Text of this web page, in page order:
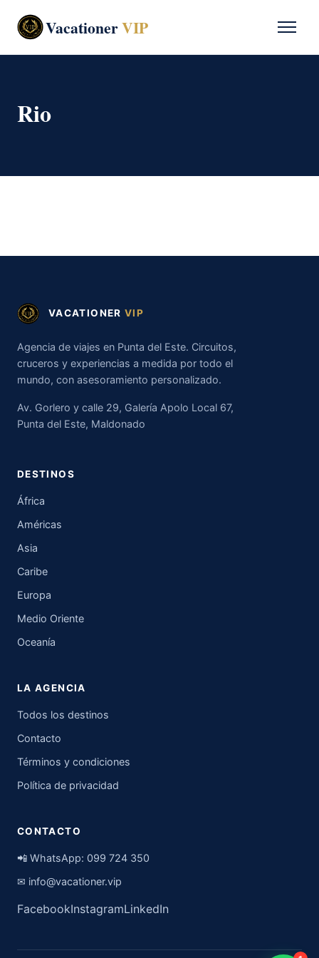
VacationerVIP
Rio
VACATIONER VIP
Agencia de viajes en Punta del Este. Circuitos,
cruceros y experiencias a medida por todo el
mundo, con asesoramiento personalizado.
Av. Gorlero y calle 29, Galería Apolo Local 67,
Punta del Este, Maldonado
DESTINOS
África
Américas
Asia
Caribe
Europa
Medio Oriente
Oceanía
LA AGENCIA
Todos los destinos
Contacto
Términos y condiciones
Política de privacidad
CONTACTO
📲 WhatsApp: 099 724 350
✉ info@vacationer.vip
FacebookInstagramLinkedIn